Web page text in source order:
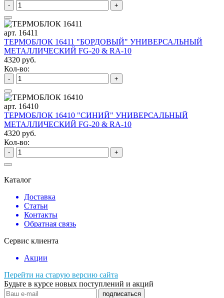
- +
арт. 16411
ТЕРМОБЛОК 16411 "БОРДОВЫЙ" УНИВЕРСАЛЬНЫЙ
МЕТАЛЛИЧЕСКИЙ FG-20 & RA-10
4320 руб.
Кол-во:
- +
арт. 16410
ТЕРМОБЛОК 16410 "СИНИЙ" УНИВЕРСАЛЬНЫЙ
МЕТАЛЛИЧЕСКИЙ FG-20 & RA-10
4320 руб.
Кол-во:
- +
Каталог
Доставка
Статьи
Контакты
Обратная связь
Сервис клиента
Акции
Перейти на старую версию сайта
Будьте в курсе новых поступлений и акций
подписаться